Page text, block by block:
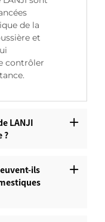
de la
et
contrôler
LANJI
?
ils